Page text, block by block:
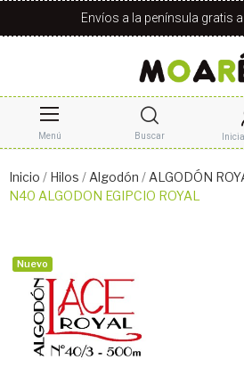
Envíos a la península gratis
Menú Buscar
Inicio Hilos Algodón ALGODÓN
N40 ALGODON EGIPCIO ROYAL
Nuevo